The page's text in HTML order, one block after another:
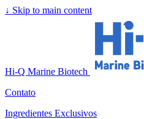
↓ Skip to main content
Hi-Q Marine Biotech
Contato
Ingredientes Exclusivos